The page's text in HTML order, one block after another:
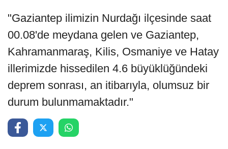
"Gaziantep ilimizin Nurdağı ilçesinde saat
00.08'de meydana gelen ve Gaziantep,
Kahramanmaraş, Kilis, Osmaniye ve Hatay
illerimizde hissedilen 4.6 büyüklüğündeki
deprem sonrası, an itibarıyla, olumsuz bir
durum bulunmamaktadır."